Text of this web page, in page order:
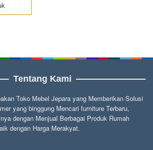
Tentang Kami
Toko Mebel Jepara yang Memberikan Solusi
yang binggung Mencari furniture Terbaru,
dengan Menjual Berbagai Produk Rumah
dengan Harga Merakyat.